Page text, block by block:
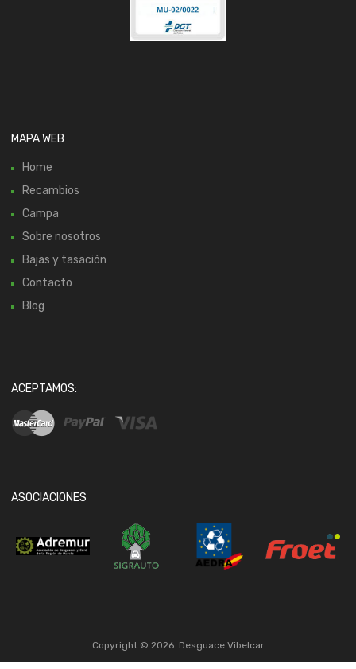
MAPA WEB
Home
Recambios
Campa
Sobre nosotros
Bajas y tasación
Contacto
Blog
ACEPTAMOS:
ASOCIACIONES
Copyright © 2026 Desguace Vibelcar